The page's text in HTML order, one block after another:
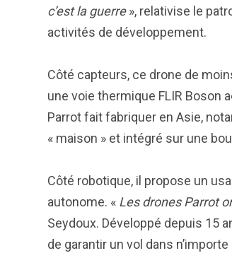
c’est la guerre», relativise le
activités de développement.
Côté capteurs, ce drone de
une voie thermique FLIR Boson
Parrot fait fabriquer en Asie,
« maison » et intégré sur une
Côté robotique, il propose un
autonome. « Les drones Parrot
Seydoux. Développé depuis 15
de garantir un vol dans